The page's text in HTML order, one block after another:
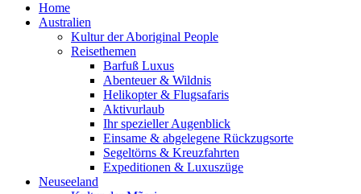
Home
Australien
Kultur der Aboriginal People
Reisethemen
Barfuß Luxus
Abenteuer & Wildnis
Helikopter & Flugsafaris
Aktivurlaub
Ihr spezieller Augenblick
Einsame & abgelegene Rückzugsorte
Segeltörns & Kreuzfahrten
Expeditionen & Luxuszüge
Neuseeland